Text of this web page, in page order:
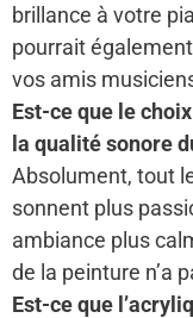
brillance à votre
pourrait
vos amis
Est-ce que le
la qualité sonore
Absolument, tout
sonnent plus
ambiance plus
de la peinture n’a
Est-ce que